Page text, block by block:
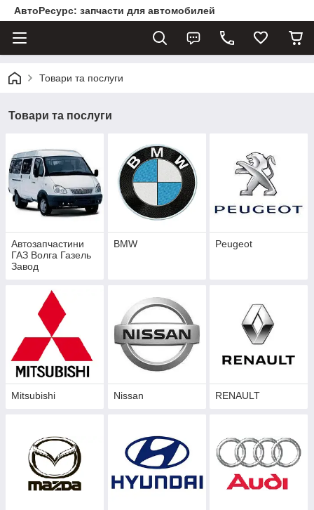
АвтоРесурс: запчасти для автомобилей
Товари та послуги
Товари та послуги
Автозапчастини
ГАЗ Волга Газель
Завод
BMW Peugeot
Mitsubishi Nissan RENAULT